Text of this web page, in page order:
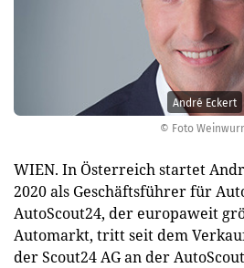
© Foto
André Eckert
WIEN. In Österreich startet
2020 als Geschäftsführer für
AutoScout24, der europaweit
Automarkt, tritt seit dem
der Scout24 AG an der